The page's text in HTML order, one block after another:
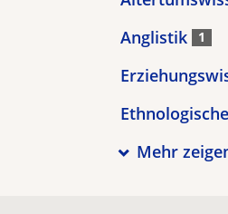
Anglistik 1
Mehr